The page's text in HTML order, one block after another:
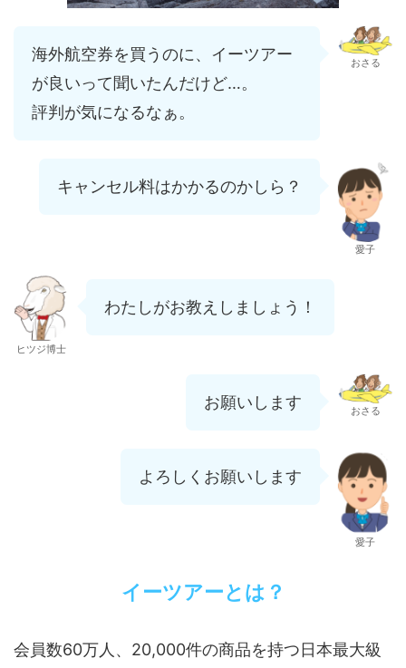
海外航空券を買うのに、イーツアー
が良いって聞いたんだけど…。
評判が気になるなぁ。
おさる
キャンセル料はかかるのかしら？
愛子
ヒツジ博士
わたしがお教えしましょう！
お願いします おさる
よろしくお願いします
愛子
イーツアーとは？
会員数60万人、20,000件の商品を持つ日本最大級